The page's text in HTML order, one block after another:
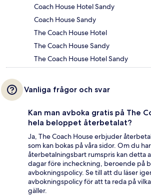
Coach House Hotel Sandy
Coach House Sandy
The Coach House Hotel
The Coach House Sandy
The Coach House Hotel Sandy
Vanliga frågor och svar
Kan man avboka gratis på The
hela beloppet återbetalat?
Ja, The Coach House erbjuder
som kan bokas på våra sidor. Om du
återbetalningsbart rumspris kan detta
dagar före incheckning, beroende på
avbokningspolicy. Se till att du läser
avbokningspolicy för att ta reda på
gäller.